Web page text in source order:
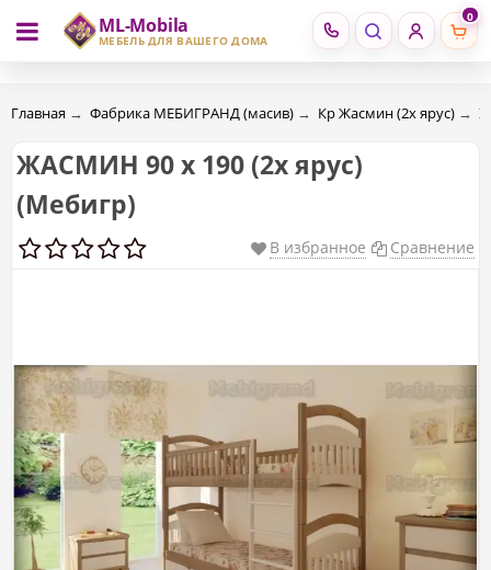
ML-Mobila
МЕБЕЛЬ ДЛЯ ВАШЕГО ДОМА
0
RU RO
Главная → Фабрика МЕБИГРАНД (масив) → Кр Жасмин (2х ярус) →
ЖАСМИН 90 х 190 (2х ярус)
(Mебигр)
В избранное Сравнение